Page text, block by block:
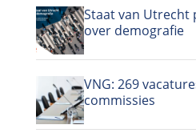
Staat van Utrecht
over demografie
VNG: 269
commissies